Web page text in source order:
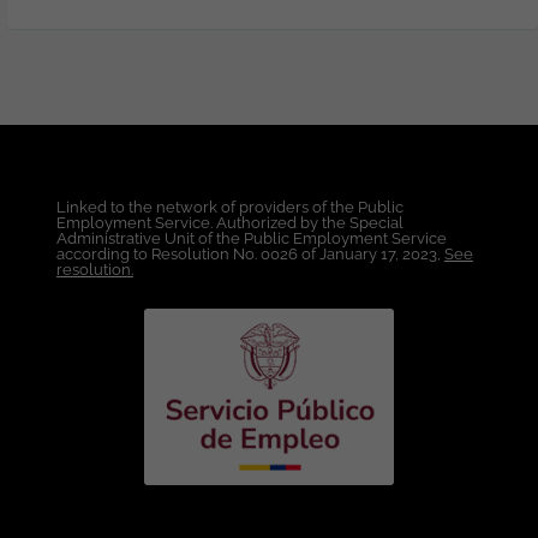
pruebas. Manejo de herramientas de
CI/CD (Jenkins, GitLab CI, GitHub Actions,
etc.). Conocimiento de pruebas de
Deseable experiencia en entornos
financieros o fintech (validación de
reglas de negocio complejas, cálculos
financieros, etc.). Conocimiento básico de
SQL y bases de datos. Familiaridad con
metodologías ágiles y herramientas
como JIRA o Zephyr. Habilidades Claves:
Pensamiento crítico y atención al detalle.
Linked to the network of providers of the Public
Employment Service. Authorized by the Special
Administrative Unit of the Public Employment Service
according to Resolution No. 0026 of January 17, 2023, See
resolution.